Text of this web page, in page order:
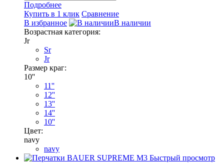
Подробнее
Купить в 1 клик Сравнение
В избранное
В наличии
Возрастная категория:
Jr
Sr
Jr
Размер краг:
10''
11''
12''
13''
14''
10''
Цвет:
navy
navy
Быстрый просмотр